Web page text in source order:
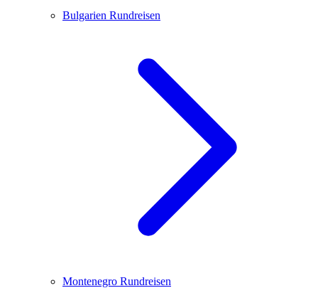
Bulgarien Rundreisen
Montenegro Rundreisen